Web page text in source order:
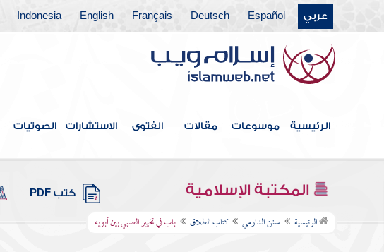
عربي Español
Deutsch
Français
English
Indonesia
الرئيسية موسوعات مقالات الفتوى الاستشارات الصوتيات
المكتبة الإسلامية كتب PDF
الرئيسية سنن الدارمي كتاب الطلاق باب في تخيير الصبي بين أبويه
كتاب الأضاحي
كتاب الصيد
كتاب الأطعمة
كتاب الأشربة
كتاب الرؤيا
كتاب النكاح
كتاب الطلاق